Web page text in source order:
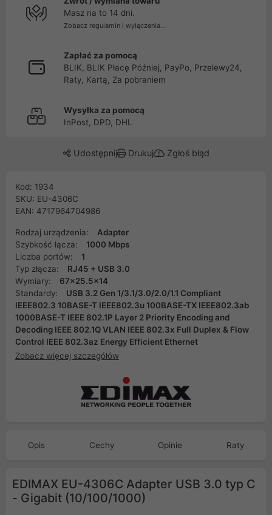
Masz na to 14 dni.
Zobacz regulamin i wyłączenia...
Zapłać za pomocą
BLIK, BLIK Płacę Później, PayPo, Przelewy24,
Raty, Kartą, Za pobraniem
Wysyłka za pomocą
InPost, DPD, DHL
Udostępnij Drukuj Zgłoś błąd
Kod: 1934
SKU: EU-4306C
EAN: 4717964704986
Rodzaj urządzenia:
Adapter
Szybkość łącza:
1000 Mbps
Liczba portów:
1
Typ złącza:
RJ45 + USB 3.0
Wymiary:
67x25.5x14
Standardy:
USB 3.2 Gen 1/3.1/3.0/2.0/1.1 Compliant
IEEE802.3 10BASE-T IEEE802.3u 100BASE-TX IEEE802.3ab
1000BASE-T IEEE 802.1P Layer 2 Priority Encoding and
Decoding IEEE 802.1Q VLAN IEEE 802.3x Full Duplex & Flow
Control IEEE 802.3az Energy Efficient Ethernet
Zobacz więcej szczegółów
Opis Cechy Opinie Raty
EDIMAX EU-4306C Adapter USB 3.0 typ C
- Gigabit (10/100/1000)